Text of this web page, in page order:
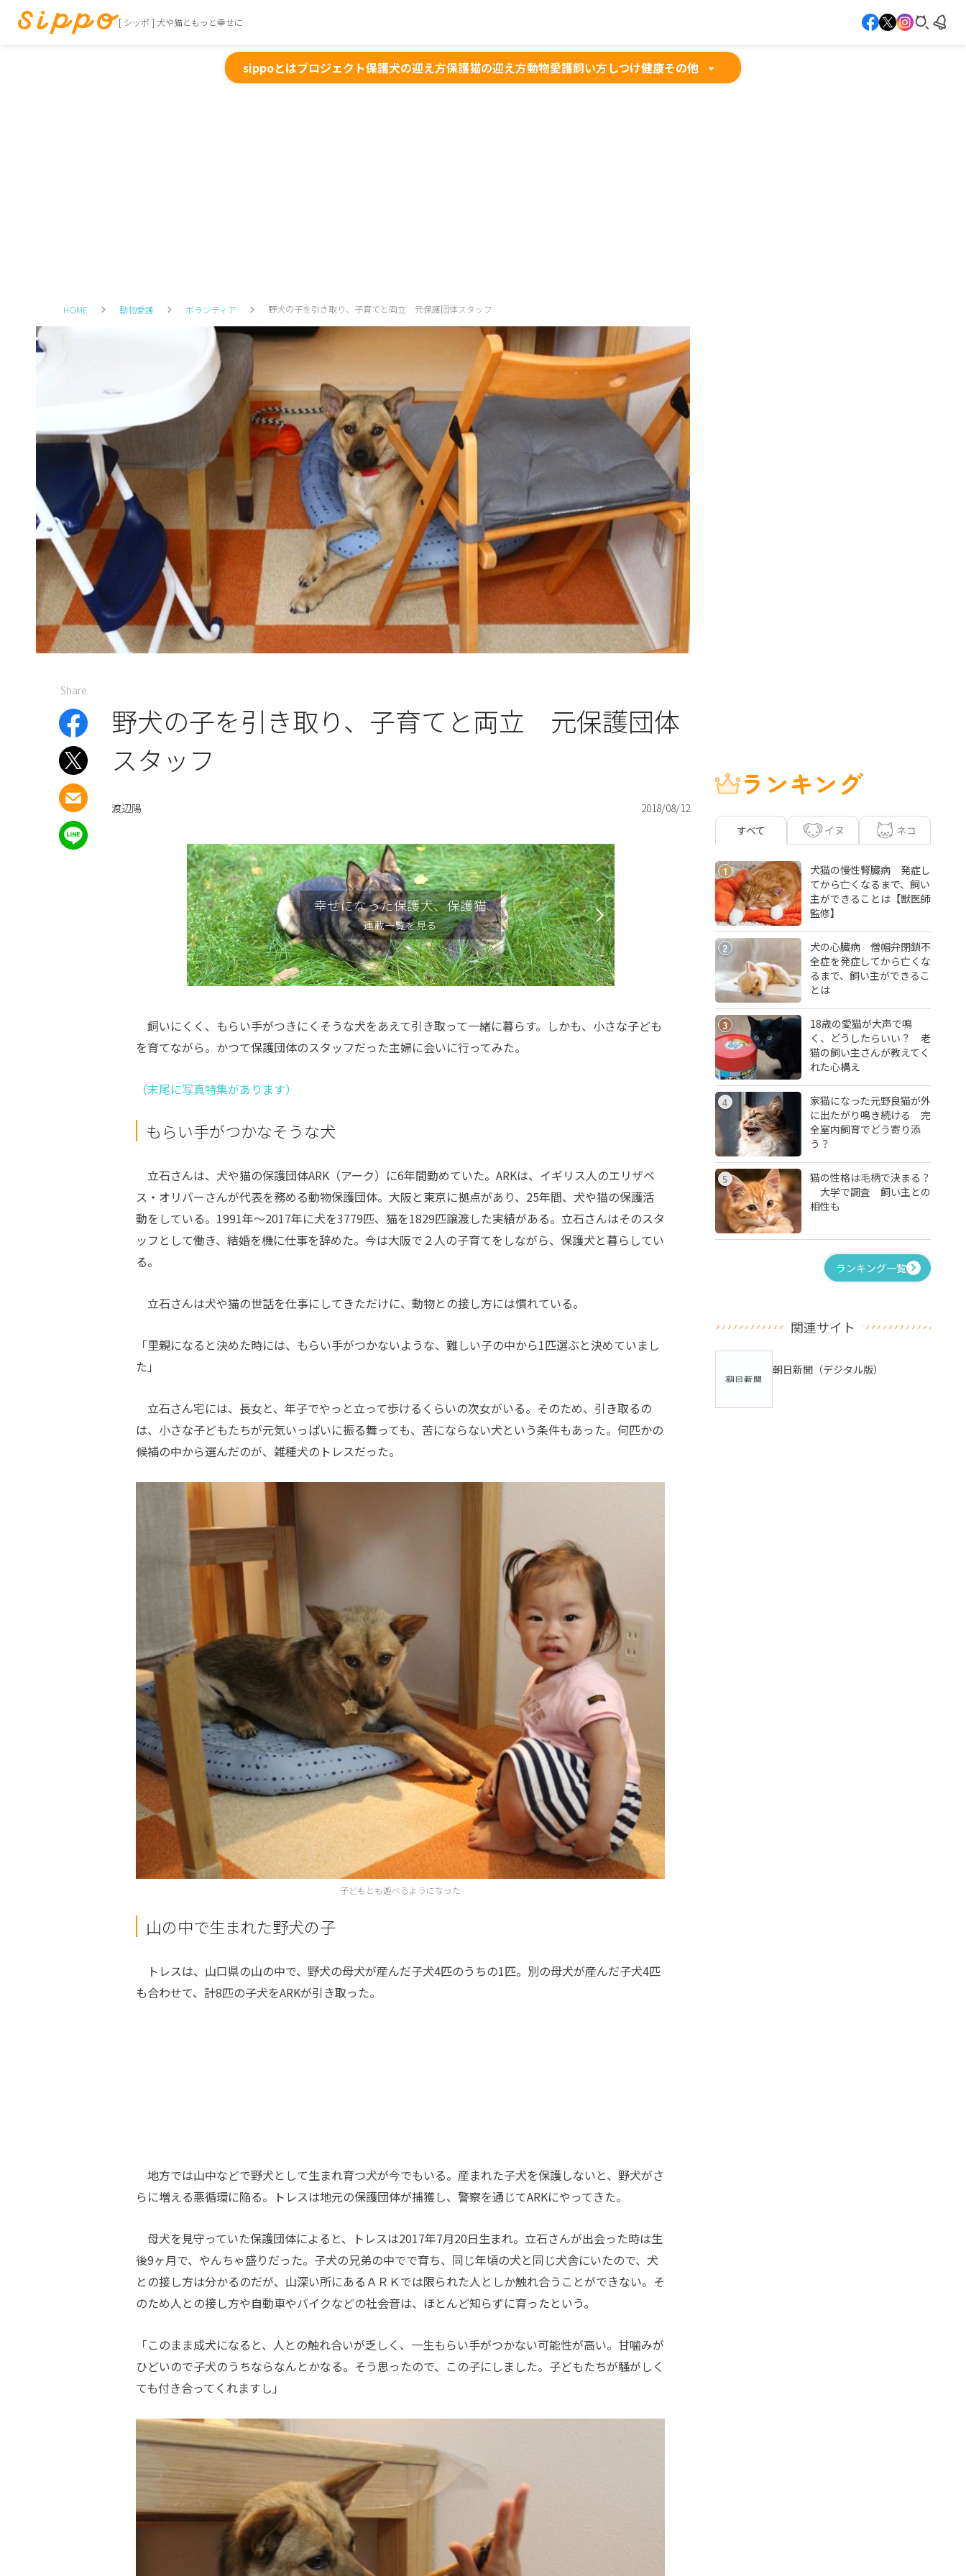
[ シッポ ] 犬や猫ともっと幸せに
sippoとはプロジェクト保護犬の迎え方保護猫の迎え方動物愛護飼い方しつけ健康その他
HOME 動物愛護 ボランティア 野犬の子を引き取り、子育てと両立 元保護団体スタッフ
Share
野犬の子を引き取り、子育てと両立 元保護団体
スタッフ
渡辺陽 2018/08/12
幸せになった保護犬、保護猫
連載一覧を見る
飼いにくく、もらい手がつきにくそうな犬をあえて引き取って一緒に暮らす。しかも、小さな子ども
を育てながら。かつて保護団体のスタッフだった主婦に会いに行ってみた。
（末尾に写真特集があります）
もらい手がつかなそうな犬
立石さんは、犬や猫の保護団体ARK（アーク）に6年間勤めていた。ARKは、イギリス人のエリザベ
ス・オリバーさんが代表を務める動物保護団体。大阪と東京に拠点があり、25年間、犬や猫の保護活
動をしている。1991年～2017年に犬を3779匹、猫を1829匹譲渡した実績がある。立石さんはそのスタ
ッフとして働き、結婚を機に仕事を辞めた。今は大阪で２人の子育てをしながら、保護犬と暮らしてい
る。
立石さんは犬や猫の世話を仕事にしてきただけに、動物との接し方には慣れている。
「里親になると決めた時には、もらい手がつかないような、難しい子の中から1匹選ぶと決めていまし
た」
立石さん宅には、長女と、年子でやっと立って歩けるくらいの次女がいる。そのため、引き取るの
は、小さな子どもたちが元気いっぱいに振る舞っても、苦にならない犬という条件もあった。何匹かの
候補の中から選んだのが、雑種犬のトレスだった。
子どもとも遊べるようになった
山の中で生まれた野犬の子
トレスは、山口県の山の中で、野犬の母犬が産んだ子犬4匹のうちの1匹。別の母犬が産んだ子犬4匹
も合わせて、計8匹の子犬をARKが引き取った。
地方では山中などで野犬として生まれ育つ犬が今でもいる。産まれた子犬を保護しないと、野犬がさ
らに増える悪循環に陥る。トレスは地元の保護団体が捕獲し、警察を通じてARKにやってきた。
母犬を見守っていた保護団体によると、トレスは2017年7月20日生まれ。立石さんが出会った時は生
後9ヶ月で、やんちゃ盛りだった。子犬の兄弟の中でで育ち、同じ年頃の犬と同じ犬舎にいたので、犬
との接し方は分かるのだが、山深い所にあるＡＲＫでは限られた人としか触れ合うことができない。そ
のため人との接し方や自動車やバイクなどの社会音は、ほとんど知らずに育ったという。
「このまま成犬になると、人との触れ合いが乏しく、一生もらい手がつかない可能性が高い。甘噛みが
ひどいので子犬のうちならなんとかなる。そう思ったので、この子にしました。子どもたちが騒がしく
ても付き合ってくれますし」
ランキング
すべて イヌ ネコ
1
犬猫の慢性腎臓病 発症し
てから亡くなるまで、飼い
主ができることは【獣医師
監修】
2
犬の心臓病 僧帽弁閉鎖不
全症を発症してから亡くな
るまで、飼い主ができるこ
とは
3
18歳の愛猫が大声で鳴
く、どうしたらいい？ 老
猫の飼い主さんが教えてく
れた心構え
4
家猫になった元野良猫が外
に出たがり鳴き続ける 完
全室内飼育でどう寄り添
う？
5
猫の性格は毛柄で決まる？
大学で調査 飼い主との
相性も
ランキング一覧
関連サイト
朝日新聞（デジタル版）